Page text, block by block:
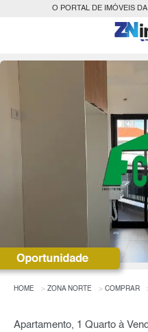
O PORTAL DE IMÓVEIS DA
HOME ZONA NORTE COMPRAR